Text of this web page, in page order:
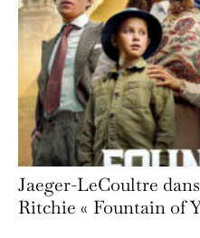
Jaeger-LeCoultre
Ritchie « Fountain of